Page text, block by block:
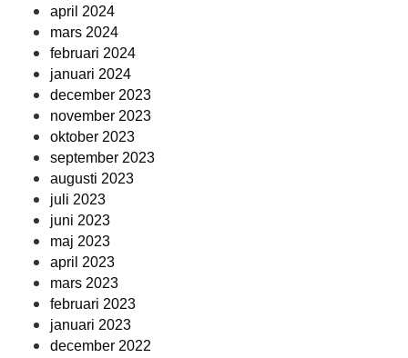
april 2024
mars 2024
februari 2024
januari 2024
december 2023
november 2023
oktober 2023
september 2023
augusti 2023
juli 2023
juni 2023
maj 2023
april 2023
mars 2023
februari 2023
januari 2023
december 2022